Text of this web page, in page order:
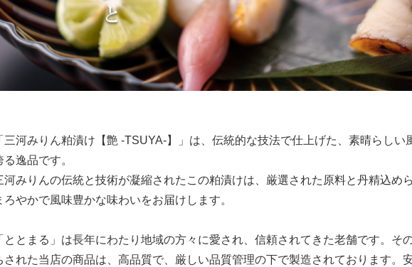
三河みりん粕漬け【艶 -TSUYA-】」は、伝統的な技法で仕上げた、素晴らしい
る逸品です。
河みりんの伝統と技術が凝縮されたこの粕漬けは、厳選された原料と丹精込め
ろやかで風味豊かな味わいをお届けします。
ととまる」は長年にわたり地域の方々に愛され、信頼されてきた老舗です。そ
された当店の商品は、高品質で、厳しい品質管理の下で製造されております。